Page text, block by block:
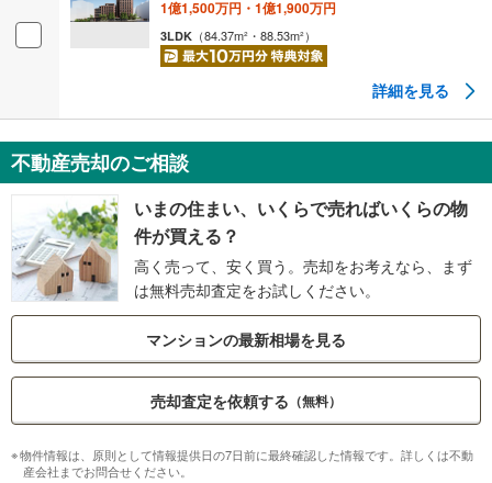
1億1,500万円・1億1,900万円
3LDK （84.37m² ・88.53m²）
詳細を見る
不動産売却のご相談
いまの住まい、いくらで売ればいくらの物
件が買える？
高く売って、安く買う。売却をお考えなら、まず
は無料売却査定をお試しください。
マンションの最新相場を見る
売却査定を依頼する （無料）
物件情報は、原則として情報提供日の7日前に最終確認した情報です。詳しくは不動
産会社までお問合せください。